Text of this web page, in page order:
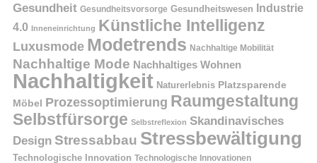
Gesundheit Gesundheitsvorsorge Gesundheitswesen Industrie
4.0 Inneneinrichtung Künstliche Intelligenz
Luxusmode Modetrends Nachhaltige Mobilität
Nachhaltige Mode Nachhaltiges Wohnen
Nachhaltigkeit Naturerlebnis Platzsparende
Möbel Prozessoptimierung Raumgestaltung
Selbstfürsorge Selbstreflexion Skandinavisches
Design Stressabbau Stressbewältigung
Technologische Innovation Technologische Innovationen